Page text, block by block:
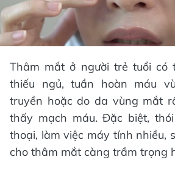
Thâm mắt ở người trẻ tuổi có
thiếu ngủ, tuần hoàn máu
truyền hoặc do da vùng mắt
thấy mạch máu. Đặc biệt,
thoại, làm việc máy tính nhiều,
cho thâm mắt càng trầm trọng